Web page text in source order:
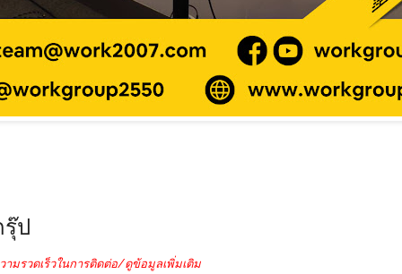
รุ๊ป
มรวดเร็วในการติดต่อ/ดูข้อมูลเพิ่มเติม